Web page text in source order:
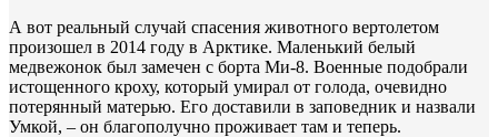
А вот реальный случай спасения животного вертолетом
произошел в 2014 году в Арктике. Маленький белый
медвежонок был замечен с борта Ми-8. Военные подобрали
истощенного кроху, который умирал от голода, очевидно
потерянный матерью. Его доставили в заповедник и назвали
Умкой, – он благополучно проживает там и теперь.